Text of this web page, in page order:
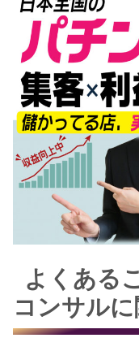
よくある
コンサルに